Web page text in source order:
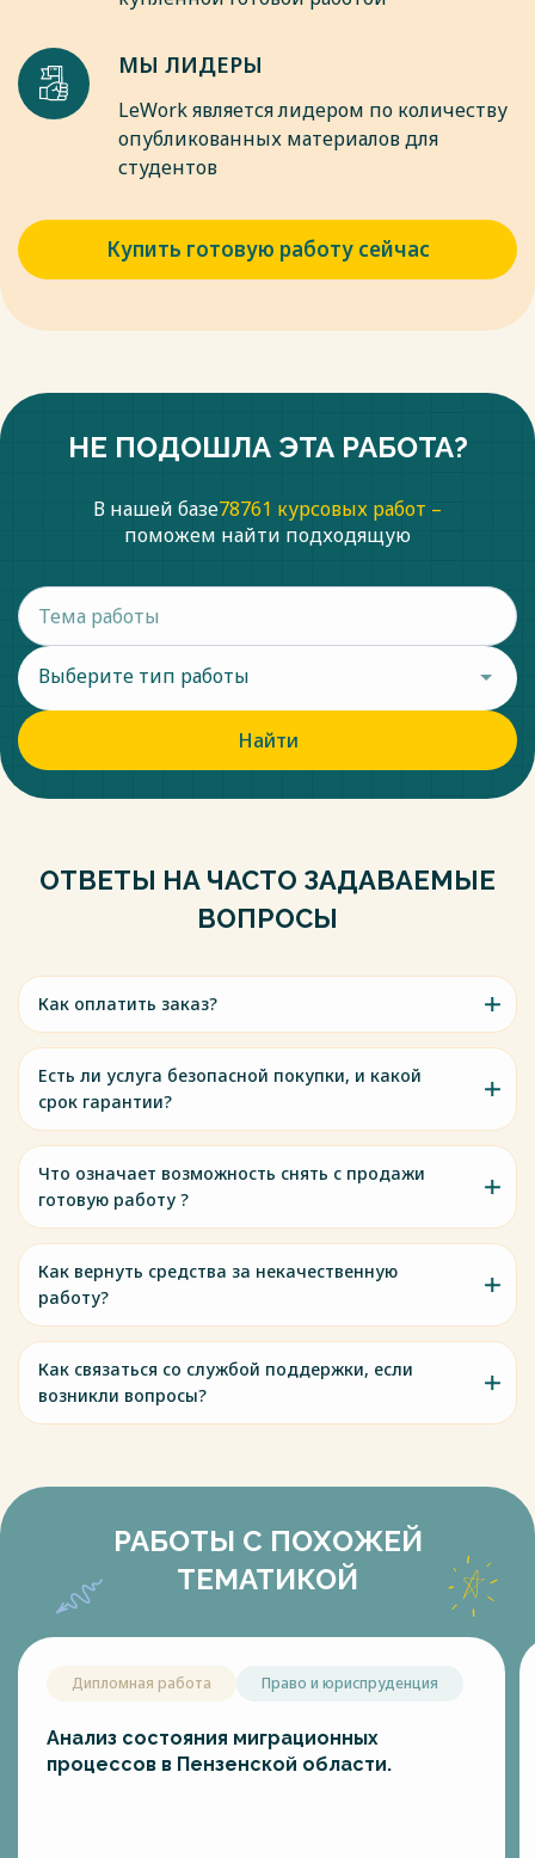
МЫ ЛИДЕРЫ
LeWork является лидером по количеству
опубликованных материалов для
студентов
Купить готовую работу сейчас
НЕ ПОДОШЛА ЭТА РАБОТА?
В нашей базе78761 курсовых работ –
поможем найти подходящую
Выберите тип работы
Найти
ОТВЕТЫ НА ЧАСТО ЗАДАВАЕМЫЕ
ВОПРОСЫ
Как оплатить заказ?
Есть ли услуга безопасной покупки, и какой
срок гарантии?
Что означает возможность снять с продажи
готовую работу ?
Как вернуть средства за некачественную
работу?
Как связаться со службой поддержки, если
возникли вопросы?
РАБОТЫ С ПОХОЖЕЙ
ТЕМАТИКОЙ
Дипломная работа Право и юриспруденция
Анализ состояния миграционных
процессов в Пензенской области.